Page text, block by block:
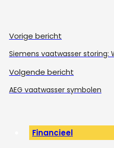
Vorige bericht
Siemens vaatwasser storing:
Volgende bericht
AEG vaatwasser symbolen
Financieel